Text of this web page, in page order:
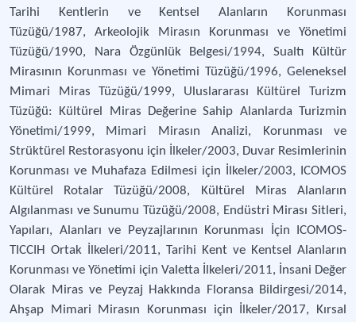
Tarihi Kentlerin ve Kentsel Alanların Korunması
Tüzüğü/1987, Arkeolojik Mirasın Korunması ve Yönetimi
Tüzüğü/1990, Nara Özgünlük Belgesi/1994, Sualtı Kültür
Mirasının Korunması ve Yönetimi Tüzüğü/1996, Geleneksel
Mimari Miras Tüzüğü/1999, Uluslararası Kültürel Turizm
Tüzüğü: Kültürel Miras Değerine Sahip Alanlarda Turizmin
Yönetimi/1999, Mimari Mirasın Analizi, Korunması ve
Strüktürel Restorasyonu için İlkeler/2003, Duvar Resimlerinin
Korunması ve Muhafaza Edilmesi için İlkeler/2003, ICOMOS
Kültürel Rotalar Tüzüğü/2008, Kültürel Miras Alanların
Algılanması ve Sunumu Tüzüğü/2008, Endüstri Mirası Sitleri,
Yapıları, Alanları ve Peyzajlarının Korunması İçin ICOMOS-
TICCIH Ortak İlkeleri/2011, Tarihi Kent ve Kentsel Alanların
Korunması ve Yönetimi için Valetta İlkeleri/2011, İnsani Değer
Olarak Miras ve Peyzaj Hakkında Floransa Bildirgesi/2014,
Ahşap Mimari Mirasın Korunması için İlkeler/2017, Kırsal